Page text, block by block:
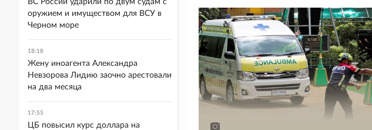
ВС России ударили по двум судам с
оружием и имуществом для ВСУ в
Черном море
18:18
Жену иноагента Александра
Невзорова Лидию заочно арестовали
на два месяца
17:55
ЦБ повысил курс доллара на